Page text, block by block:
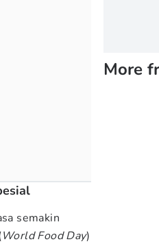
semakin
World Food Day)
More